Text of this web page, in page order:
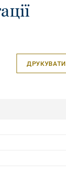
ДРУКУВАТИ